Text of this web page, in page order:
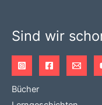
Sind wir
Bücher